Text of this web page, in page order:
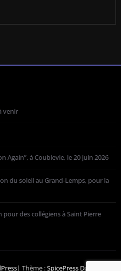
venir
Again”, à Coublevie, le 20 juin 2026
du soleil au Grand-Lemps, pour la
des collégiens à Saint Pierre
| Thème :SpicePress Dark